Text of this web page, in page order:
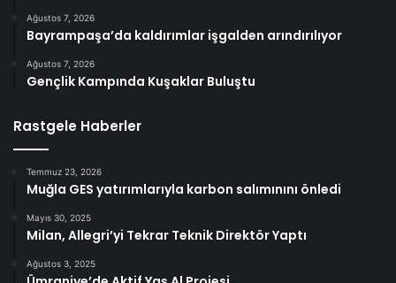
Ağustos 7, 2026
Bayrampaşa’da kaldırımlar işgalden arındırılıyor
Ağustos 7, 2026
Gençlik Kampında Kuşaklar Buluştu
Rastgele Haberler
Temmuz 23, 2026
Muğla GES yatırımlarıyla karbon salımınını önledi
Mayıs 30, 2025
Milan, Allegri’yi Tekrar Teknik Direktör Yaptı
Ağustos 3, 2025